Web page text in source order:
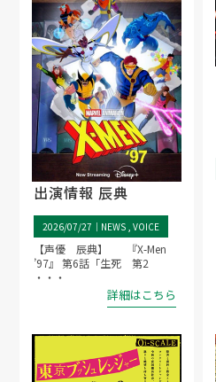
出演情報 辰典
2026/07/27｜ NEWS VOICE
【声優 辰典】 『X-Men
’97』 第6話「生死 第2
・・・
詳細はこちら